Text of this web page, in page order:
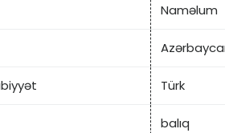
Naməlum
Türk
balıq